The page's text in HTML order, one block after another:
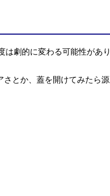
劇的に変わる可能性があり
とか、蓋を開けてみたら